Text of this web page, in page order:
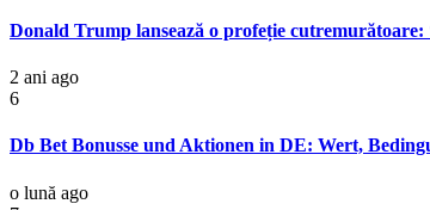
Donald Trump lansează o profeție cutremurătoare:
2 ani ago
6
Db Bet Bonusse und Aktionen in DE: Wert,
o lună ago